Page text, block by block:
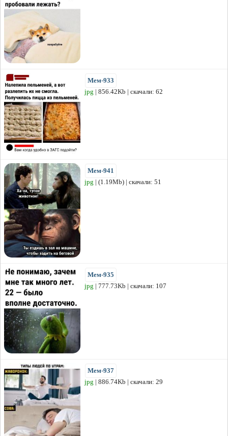
Мем-933
jpg | 856.42Kb | скачали: 62
Мем-941
jpg | (1.19Mb) | скачали: 51
Мем-935
jpg | 777.73Kb | скачали: 107
Мем-937
jpg | 886.74Kb | скачали: 29